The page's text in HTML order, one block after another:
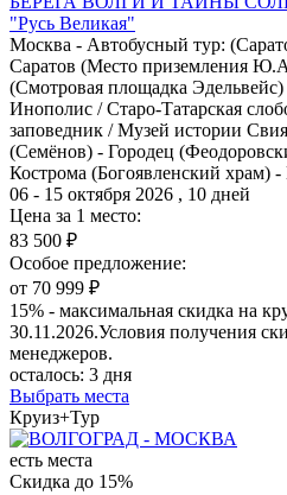
"Русь Великая"
Москва - Автобусный тур:
Саратов (Место приземления
(Смотровая площадка
Инополис / Старо-Татарская
заповедник / Музей истории
(Семёнов) - Городец
Кострома (Богоявленский храм)
06 - 15 октября 2026 , 10 дней
Цена за 1 место:
83 500 ₽
Особое предложение:
от 70 999 ₽
15% - максимальная скидка на
30.11.2026.Условия получения
менеджеров.
осталось: 3 дня
Выбрать места
Круиз+Тур
есть места
Скидка до 15%